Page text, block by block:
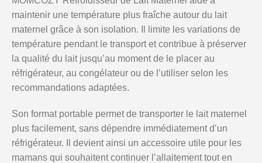
maintenir une température plus fraîche autour du lait
maternel grâce à son isolation. Il limite les variations de
température pendant le transport et contribue à préserver
la qualité du lait jusqu’au moment de le placer au
réfrigérateur, au congélateur ou de l’utiliser selon les
recommandations adaptées.
Son format portable permet de transporter le lait maternel
plus facilement, sans dépendre immédiatement d’un
réfrigérateur. Il devient ainsi un accessoire utile pour les
mamans qui souhaitent continuer l’allaitement tout en